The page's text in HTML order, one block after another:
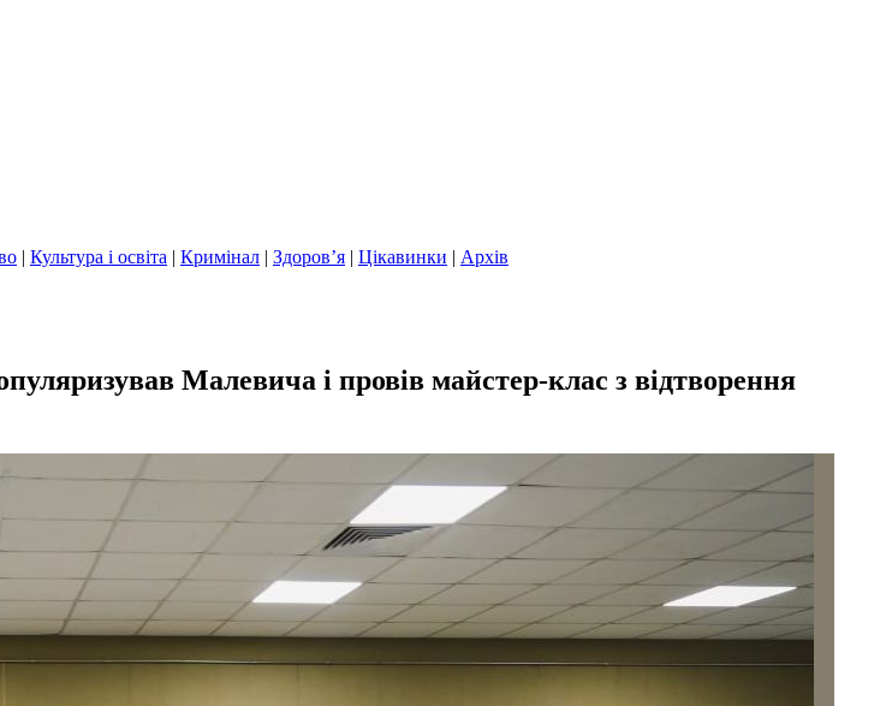
| Культура і освіта | Кримінал | Здоров’я | Цікавинки | Архів
Малевича і провів майстер-клас з відтворення